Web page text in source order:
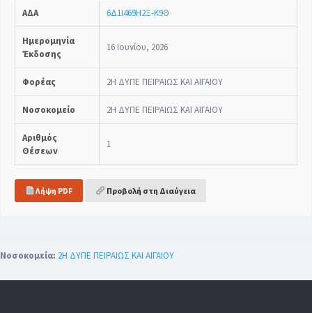
ΑΔΑ 6Δ1Ι469Η2Ξ-Κ9Θ
Ημερομηνία
Έκδοσης
16 Ιουνίου, 2026
Φορέας 2Η ΔΥΠΕ ΠΕΙΡΑΙΩΣ ΚΑΙ ΑΙΓΑΙΟΥ
Νοσοκομείο 2Η ΔΥΠΕ ΠΕΙΡΑΙΩΣ ΚΑΙ ΑΙΓΑΙΟΥ
Αριθμός
Θέσεων
1
Λήψη PDF Προβολή στη Διαύγεια
Νοσοκομεία: 2Η ΔΥΠΕ ΠΕΙΡΑΙΩΣ ΚΑΙ ΑΙΓΑΙΟΥ